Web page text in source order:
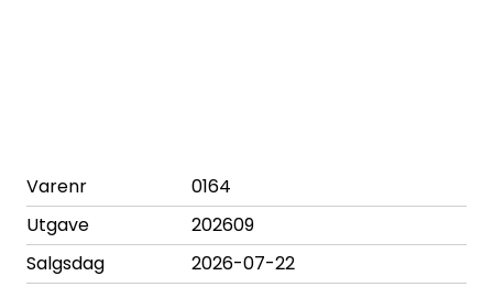
Varenr
0164
Utgave
202609
Salgsdag
2026-07-22